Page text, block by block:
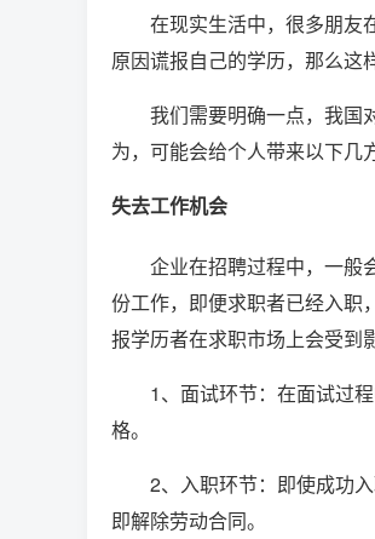
在现实生活中，很多朋友
原因谎报自己的学历，那么这
我们需要明确一点，我国
为，可能会给个人带来以下几
失去工作机会
企业在招聘过程中，一般
份工作，即便求职者已经入职
报学历者在求职市场上会受到
1、面试环节：在面试过
格。
2、入职环节：即使成功
即解除劳动合同。